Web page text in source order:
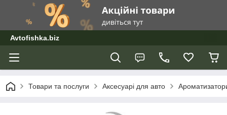
Avtofishka.biz
Товари та послуги Аксесуарі для авто